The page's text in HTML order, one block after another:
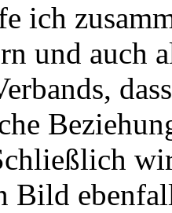
ich
und auch
Bild